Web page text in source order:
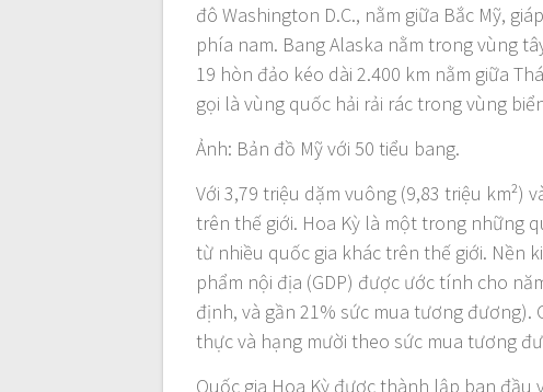
đô Washington D.C., nằm giữa Bắc Mỹ,
phía nam. Bang Alaska nằm trong vùng
19 hòn đảo kéo dài 2.400 km nằm giữa
gọi là vùng quốc hải rải rác trong vùng
Ảnh: Bản đồ Mỹ với 50 tiểu bang.
Với 3,79 triệu dặm vuông (9,83 triệu km²)
trên thế giới. Hoa Kỳ là một trong những
từ nhiều quốc gia khác trên thế giới. Nền
phẩm nội địa (GDP) được ước tính cho
định, và gần 21% sức mua tương đương).
thực và hạng mười theo sức mua tương
Quốc gia Hoa Kỳ được thành lập ban đầu